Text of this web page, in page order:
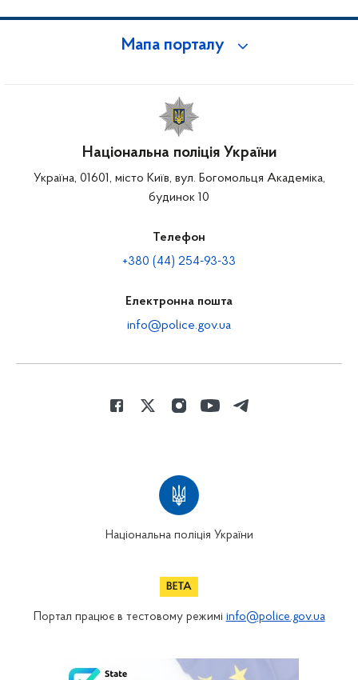
Мапа порталу
Національна поліція України
Україна, 01601, місто Київ, вул. Богомольця Академіка,
будинок 10
Телефон
+380 (44) 254-93-33
Електронна пошта
info@police.gov.ua
Національна поліція України
Портал працює в тестовому режимі info@police.gov.ua